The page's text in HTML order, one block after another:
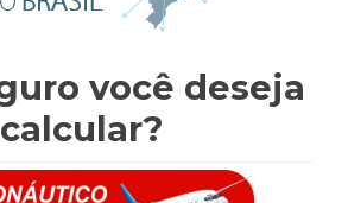
você deseja
calcular?